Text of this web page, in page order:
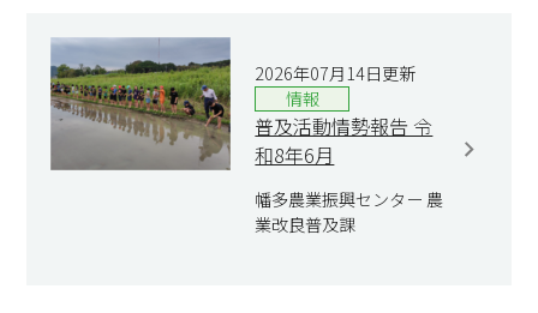
2026年07月14日更新
情報
普及活動情勢報告 令
和8年6月
幡多農業振興センター 農
業改良普及課